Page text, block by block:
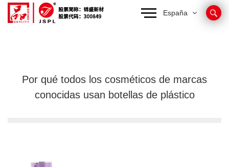
España
Por qué todos los cosméticos de marcas
conocidas usan botellas de plástico